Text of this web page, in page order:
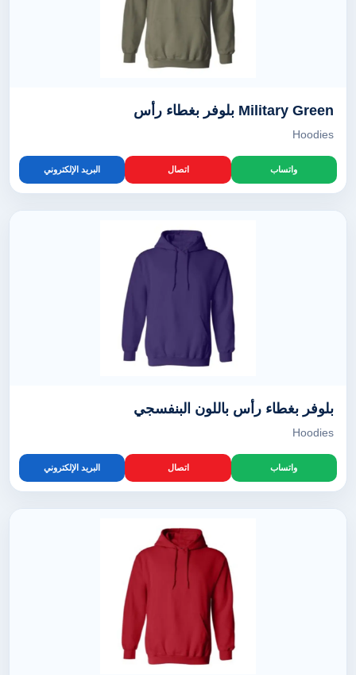
Military Green بلوفر بغطاء رأس
Hoodies
واتساب اتصال البريد الإلكتروني
بلوفر بغطاء رأس باللون البنفسجي
Hoodies
واتساب اتصال البريد الإلكتروني